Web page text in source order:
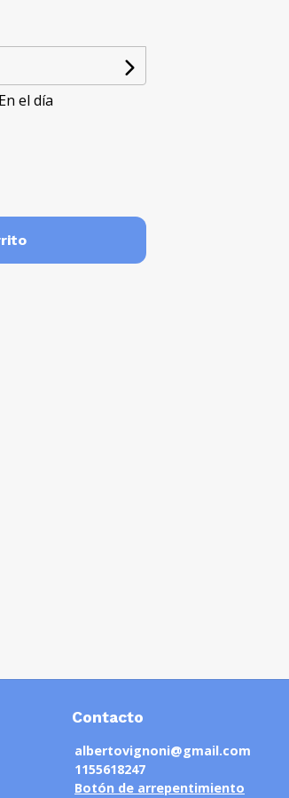
el día
Contacto
albertovignoni@gmail.com
1155618247
Botón de arrepentimiento